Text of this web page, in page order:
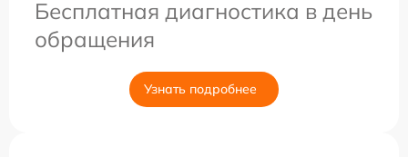
Бесплатная диагностика в день
обращения
Узнать подробнее